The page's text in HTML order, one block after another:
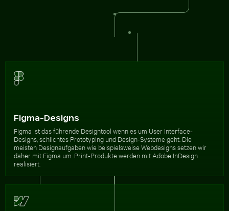
Figma-Designs
Figma ist das führende Designtool wenn es um User Interface-
Designs, schlichtes Prototyping und Design-Systeme geht. Die
meisten Designaufgaben wie beispielsweise Webdesigns setzen wir
daher mit Figma um. Print-Produkte werden mit Adobe InDesign
realisiert.